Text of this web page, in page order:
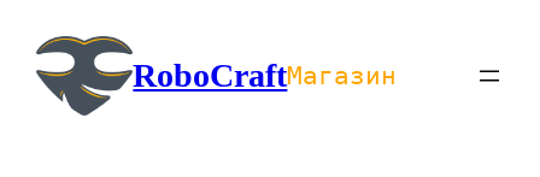
содержимомуRoboCraftМагазин